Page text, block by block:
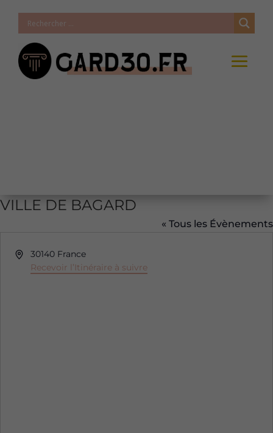
VILLE DE BAGARD
« Tous les Évènements
Adresse
30140 France
Recevoir l’Itinéraire à suivre